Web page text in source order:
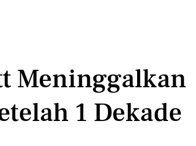
Meninggalkan
1 Dekade